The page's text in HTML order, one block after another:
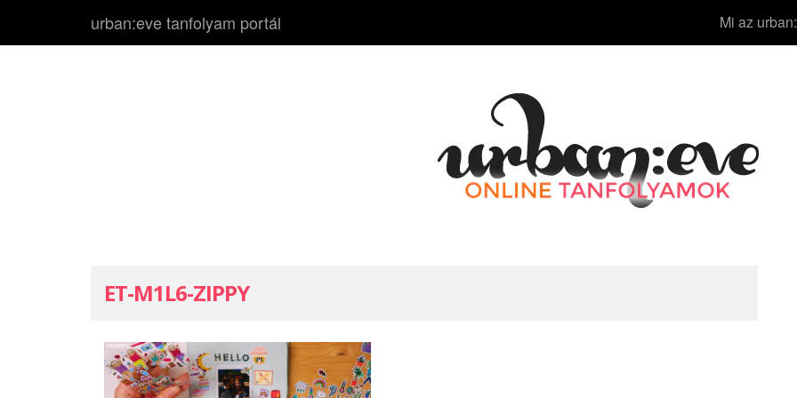
urban:eve tanfolyam portál Mi az
ET-M1L6-ZIPPY